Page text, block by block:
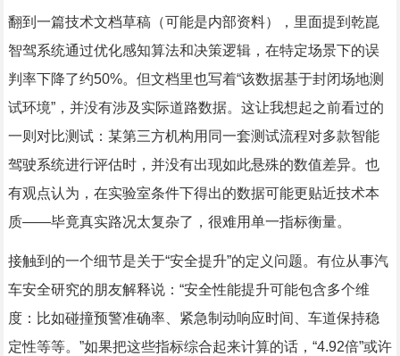
翻到一篇技术文档草稿（可能是内部资料），里面提到乾崑
智驾系统通过优化感知算法和决策逻辑，在特定场景下的误
判率下降了约50%。但文档里也写着“该数据基于封闭场地测
试环境”，并没有涉及实际道路数据。这让我想起之前看过的
一则对比测试：某第三方机构用同一套测试流程对多款智能
驾驶系统进行评估时，并没有出现如此悬殊的数值差异。也
有观点认为，在实验室条件下得出的数据可能更贴近技术本
质——毕竟真实路况太复杂了，很难用单一指标衡量。
接触到的一个细节是关于“安全提升”的定义问题。有位从事汽
车安全研究的朋友解释说：“安全性能提升可能包含多个维
度：比如碰撞预警准确率、紧急制动响应时间、车道保持稳
定性等等。”如果把这些指标综合起来计算的话，“4.92倍”或许